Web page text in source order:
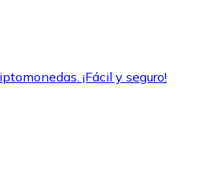
¡Fácil y seguro!